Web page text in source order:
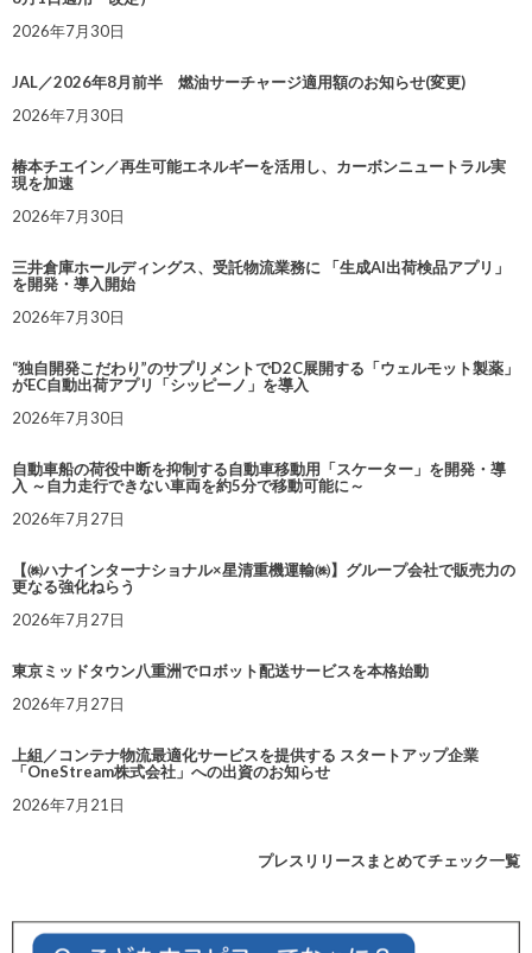
2026年7月30日
JAL／2026年8月前半 燃油サーチャージ適用額のお知らせ(変更)
2026年7月30日
椿本チエイン／再生可能エネルギーを活用し、カーボンニュートラル実
現を加速
2026年7月30日
三井倉庫ホールディングス、受託物流業務に 「生成AI出荷検品アプリ」
を開発・導入開始
2026年7月30日
“独自開発こだわり”のサプリメントでD2C展開する「ウェルモット製薬」
がEC自動出荷アプリ「シッピーノ」を導入
2026年7月30日
自動車船の荷役中断を抑制する自動車移動用「スケーター」を開発・導
入 ～自力走行できない車両を約5分で移動可能に～
2026年7月27日
【㈱ハナインターナショナル×星清重機運輸㈱】グループ会社で販売力の
更なる強化ねらう
2026年7月27日
東京ミッドタウン八重洲でロボット配送サービスを本格始動
2026年7月27日
上組／コンテナ物流最適化サービスを提供する スタートアップ企業
「OneStream株式会社」への出資のお知らせ
2026年7月21日
プレスリリースまとめてチェック一覧